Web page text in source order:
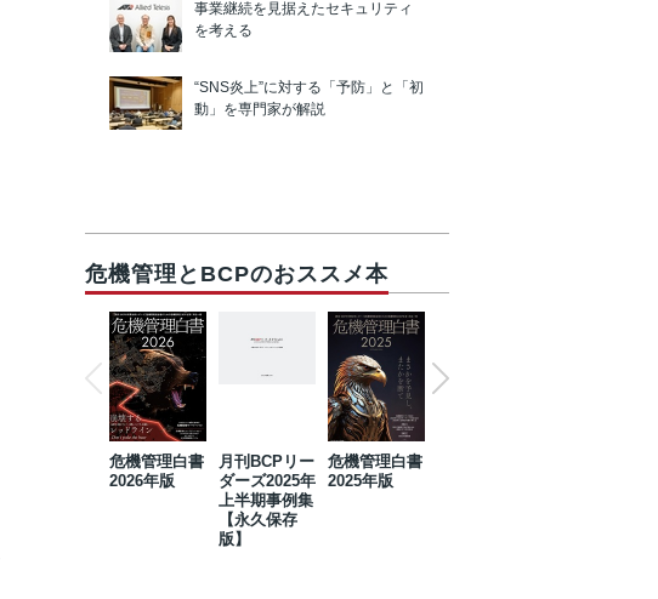
事業継続を見据えたセキュリティ
を考える
“SNS炎上”に対する「予防」と「初
動」を専門家が解説
危機管理とBCPのおススメ本
危機管理白書
2026年版
月刊BCPリー
ダーズ2025年
上半期事例集
【永久保存
版】
危機管理白書
2025年版